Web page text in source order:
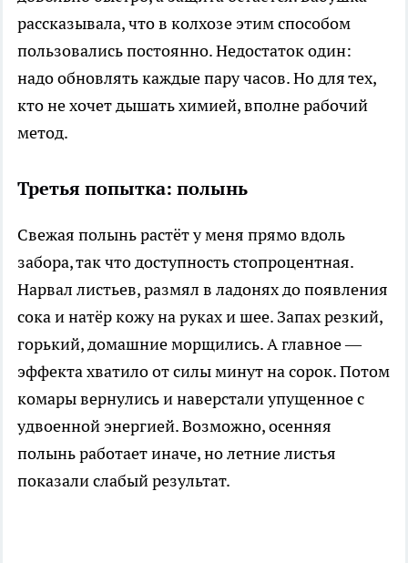
рассказывала, что в колхозе этим способом
пользовались постоянно. Недостаток один:
надо обновлять каждые пару часов. Но для тех,
кто не хочет дышать химией, вполне рабочий
метод.
Третья попытка: полынь
Свежая полынь растёт у меня прямо вдоль
забора, так что доступность стопроцентная.
Нарвал листьев, размял в ладонях до появления
сока и натёр кожу на руках и шее. Запах резкий,
горький, домашние морщились. А главное —
эффекта хватило от силы минут на сорок. Потом
комары вернулись и наверстали упущенное с
удвоенной энергией. Возможно, осенняя
полынь работает иначе, но летние листья
показали слабый результат.